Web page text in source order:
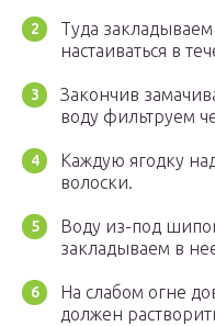
Туда
настаиваться в
Закончив
воду фильтруем
Каждую ягодку
волоски.
Воду из-под
закладываем в
На слабом огне
должен